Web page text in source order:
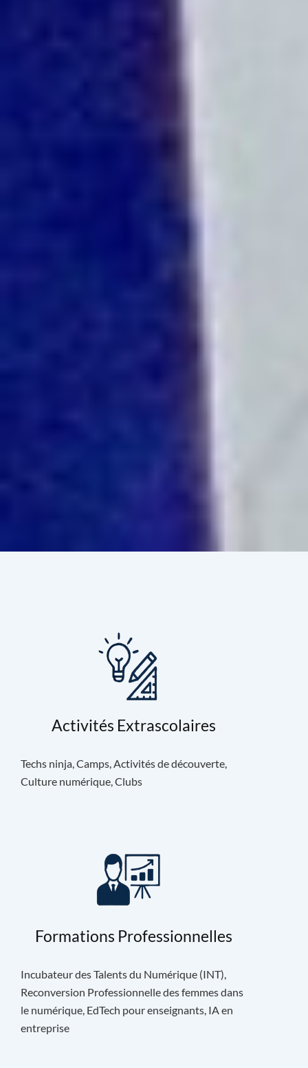
Activités Extrascolaires
Techs ninja, Camps, Activités de découverte,
Culture numérique, Clubs
Formations Professionnelles
Incubateur des Talents du Numérique (INT),
Reconversion Professionnelle des femmes dans
le numérique, EdTech pour enseignants, IA en
entreprise